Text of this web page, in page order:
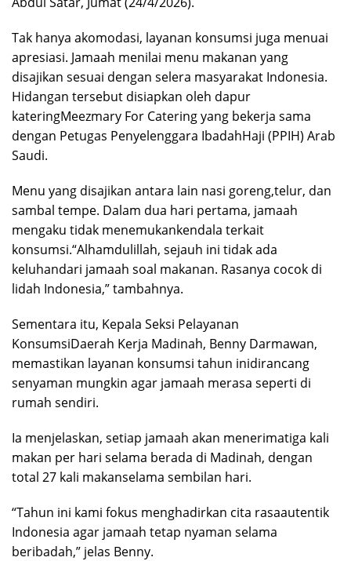
Tak hanya akomodasi, layanan konsumsi juga menuai
apresiasi. Jamaah menilai menu makanan yang
disajikan sesuai dengan selera masyarakat Indonesia.
Hidangan tersebut disiapkan oleh dapur
kateringMeezmary For Catering yang bekerja sama
dengan Petugas Penyelenggara IbadahHaji (PPIH) Arab
Saudi.
Menu yang disajikan antara lain nasi goreng,telur, dan
sambal tempe. Dalam dua hari pertama, jamaah
mengaku tidak menemukankendala terkait
konsumsi.“Alhamdulillah, sejauh ini tidak ada
keluhandari jamaah soal makanan. Rasanya cocok di
lidah Indonesia,” tambahnya.
Sementara itu, Kepala Seksi Pelayanan
KonsumsiDaerah Kerja Madinah, Benny Darmawan,
memastikan layanan konsumsi tahun inidirancang
senyaman mungkin agar jamaah merasa seperti di
rumah sendiri.
Ia menjelaskan, setiap jamaah akan menerimatiga kali
makan per hari selama berada di Madinah, dengan
total 27 kali makanselama sembilan hari.
“Tahun ini kami fokus menghadirkan cita rasaautentik
Indonesia agar jamaah tetap nyaman selama
beribadah,” jelas Benny.